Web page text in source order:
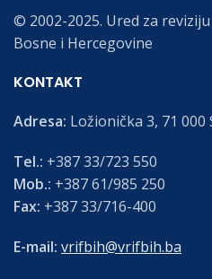
© 2002-2025. Ured za
Bosne i Hercegovine
KONTAKT
Adresa: Ložionička 3, 71 000
Tel.: +387 33/723 550
Mob.: +387 61/985 250
Fax: +387 33/716-400
E-mail: vrifbih@vrifbih.ba